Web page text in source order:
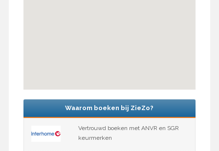
Waarom boeken bij ZieZo?
Vertrouwd boeken met ANVR en SGR
keurmerken